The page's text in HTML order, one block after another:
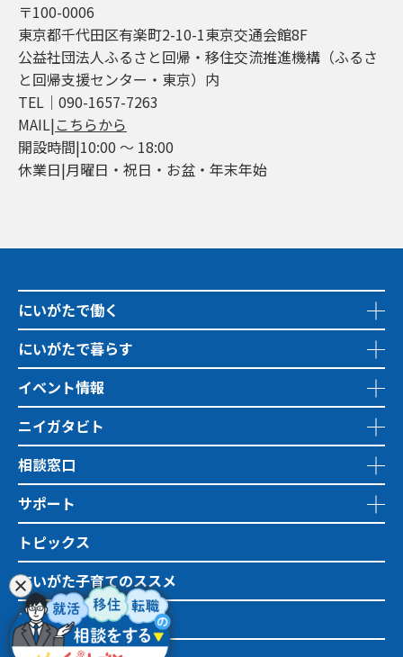
〒100-0006
東京都千代田区有楽町2-10-1東京交通会館8F
公益社団法人ふるさと回帰・移住交流推進機構（ふるさ
と回帰支援センター・東京）内
TEL│090-1657-7263
MAIL|こちらから
開設時間|10:00 ～ 18:00
休業日|月曜日・祝日・お盆・年末年始
にいがたで働く
にいがたで暮らす
イベント情報
ニイガタビト
相談窓口
サポート
トピックス
にいがた子育てのススメ
地域おこし協力隊